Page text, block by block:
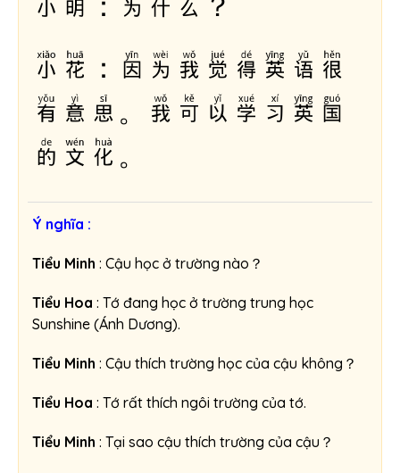
小花：因为我觉得英语很
有意思。我可以学习英国
的文化。
Ý nghĩa :
Tiểu Minh : Cậu học ở trường nào？
Tiểu Hoa : Tớ đang học ở trường trung học
Sunshine (Ánh Dương).
Tiểu Minh : Cậu thích trường học của cậu không？
Tiểu Hoa : Tớ rất thích ngôi trường của tớ.
Tiểu Minh : Tại sao cậu thích trường của cậu？